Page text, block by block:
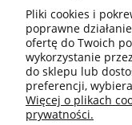
Informacje
Moje konto
Płatności i
Pliki cookies i
poprawne
ofertę do Twoich
wykorzystanie
do sklepu lub
preferencji,
Więcej o plikach
prywatności.